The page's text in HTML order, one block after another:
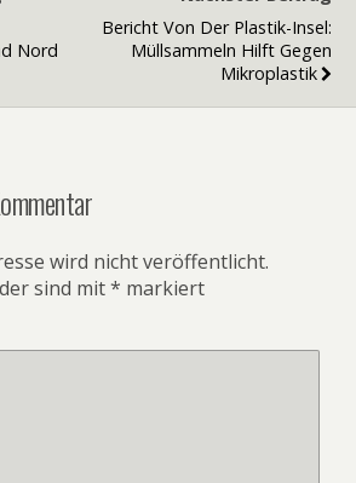
Nord
Bericht Von Der Plastik-Insel:
Müllsammeln Hilft Gegen
Mikroplastik
wird nicht veröffentlicht.
sind mit* markiert